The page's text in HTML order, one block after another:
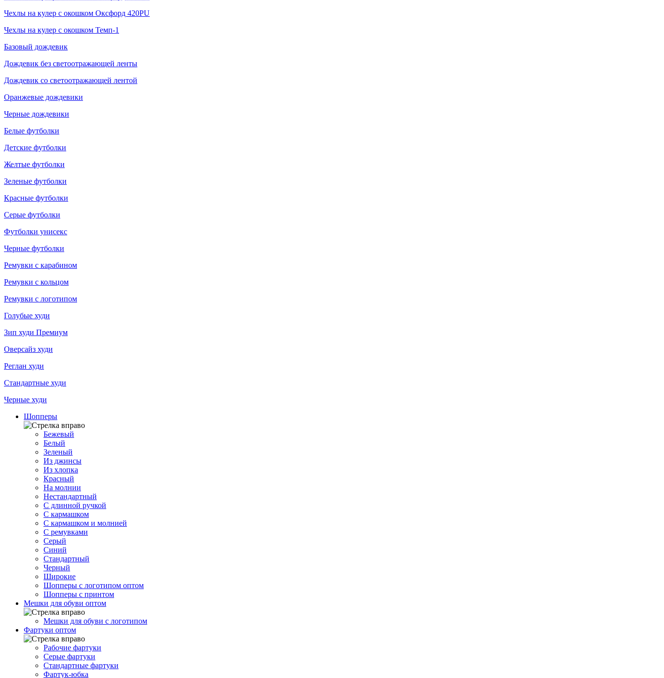
Чехлы на кулер с окошком Оксфорд 420PU
Чехлы на кулер с окошком Темп-1
Базовый дождевик
Дождевик без светоотражающей ленты
Дождевик со светоотражающей лентой
Оранжевые дождевики
Черные дождевики
Белые футболки
Детские футболки
Желтые футболки
Зеленые футболки
Красные футболки
Серые футболки
Футболки унисекс
Черные футболки
Ремувки с карабином
Ремувки с кольцом
Ремувки с логотипом
Голубые худи
Зип худи Премиум
Оверсайз худи
Реглан худи
Стандартные худи
Черные худи
Шопперы
Бежевый
Белый
Зеленый
Из джинсы
Из хлопка
Красный
На молнии
Нестандартный
С длинной ручкой
С кармашком
С кармашком и молнией
С ремувками
Серый
Синий
Стандартный
Черный
Широкие
Шопперы с логотипом оптом
Шопперы с принтом
Мешки для обуви оптом
Мешки для обуви с логотипом
Фартуки оптом
Рабочие фартуки
Серые фартуки
Стандартные фартуки
Фартук-юбка